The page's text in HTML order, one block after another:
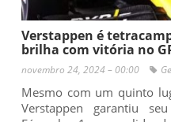
Verstappen é
brilha com vitória no
novembro 24, 2024 – 00:00
Mesmo com um quinto
Verstappen garantiu